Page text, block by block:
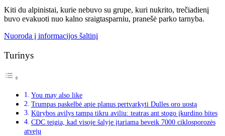
Kiti du alpinistai, kurie nebuvo su grupe, kuri nukrito, trečiadienį
buvo evakuoti nuo kalno sraigtasparniu, pranešė parko tarnyba.
Nuoroda į informacijos šaltinį
Turinys
You may also like
Trumpas paskelbė apie planus pertvarkyti Dulles oro uostą
Kūrybos avilys tampa tikru aviliu: teatras ant stogo įkurdino bites
CDC teigia, kad visoje šalyje įtariama beveik 7000 ciklosporozės
atvejų